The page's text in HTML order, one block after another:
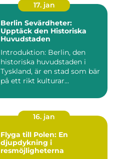
17. jan
Berlin Sevärdheter:
Upptäck den Historiska
Huvudstaden
Introduktion: Berlin, den
historiska huvudstaden i
Tyskland, är en stad som bär
på ett rikt kulturar...
16. jan
Flyga till Polen: En
djupdykning i
resmöjligheterna